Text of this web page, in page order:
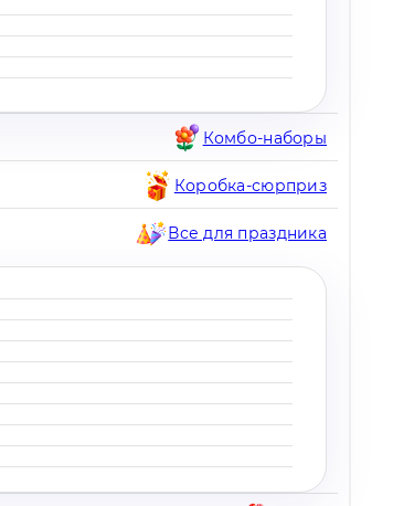
Комбо-наборы
Коробка-сюрприз
Все для праздника